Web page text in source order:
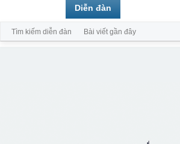
Diễn đàn
Tìm kiếm diễn đàn Bài viết gần đây